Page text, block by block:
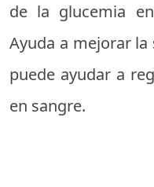
de la glucemia
Ayuda a mejorar
puede ayudar a
en sangre.